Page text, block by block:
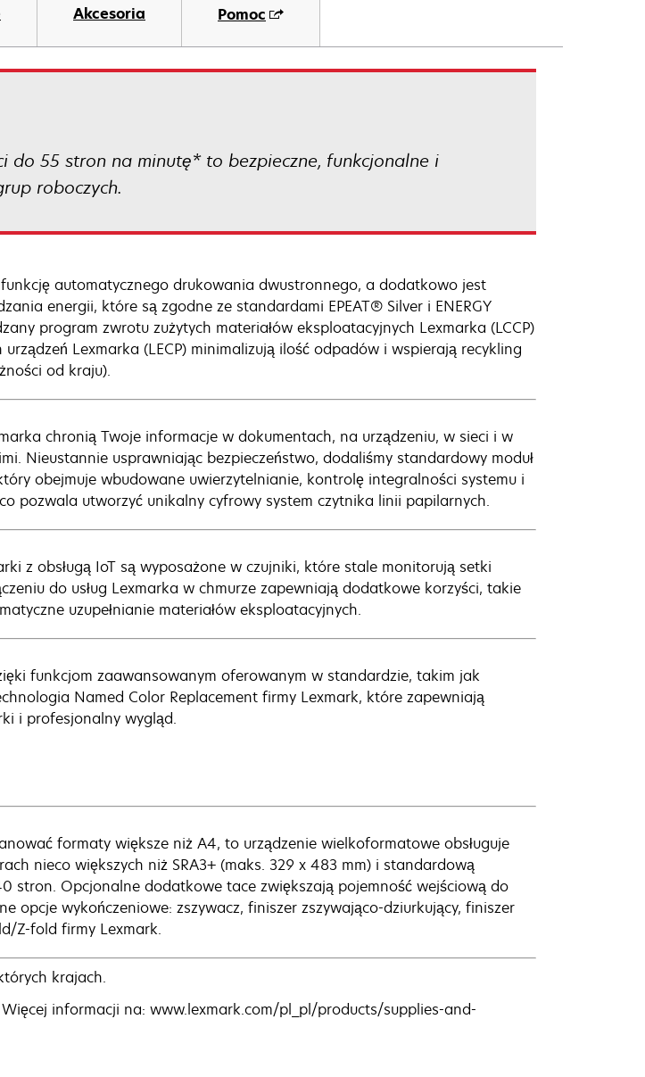
Akcesoria Pomoc
do 55 stron na minutę* to bezpieczne, funkcjonalne i
roboczych.
automatycznego drukowania dwustronnego, a dodatkowo jest
energii, które są zgodne ze standardami EPEAT® Silver i ENERGY
program zwrotu zużytych materiałów eksploatacyjnych Lexmarka (LCCP)
Lexmarka (LECP) minimalizują ilość odpadów i wspierają recykling
od kraju).
chronią Twoje informacje w dokumentach, na urządzeniu, w sieci i w
Nieustannie usprawniając bezpieczeństwo, dodaliśmy standardowy moduł
obejmuje wbudowane uwierzytelnianie, kontrolę integralności systemu i
pozwala utworzyć unikalny cyfrowy system czytnika linii papilarnych.
z obsługą IoT są wyposażone w czujniki, które stale monitorują setki
do usług Lexmarka w chmurze zapewniają dodatkowe korzyści, takie
uzupełnianie materiałów eksploatacyjnych.
funkcjom zaawansowanym oferowanym w standardzie, takim jak
Named Color Replacement firmy Lexmark, które zapewniają
i profesjonalny wygląd.
formaty większe niż A4, to urządzenie wielkoformatowe obsługuje
nieco większych niż SRA3+ (maks. 329 x 483 mm) i standardową
stron. Opcjonalne dodatkowe tace zwiększają pojemność wejściową do
opcje wykończeniowe: zszywacz, finiszer zszywająco-dziurkujący, finiszer
Z-fold firmy Lexmark.
krajach.
informacji na: www.lexmark.com/pl_pl/products/supplies-and-